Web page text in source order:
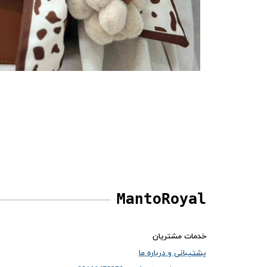
MantoRoyal
خدمات مشتریان
پشتیبانی و درباره ما